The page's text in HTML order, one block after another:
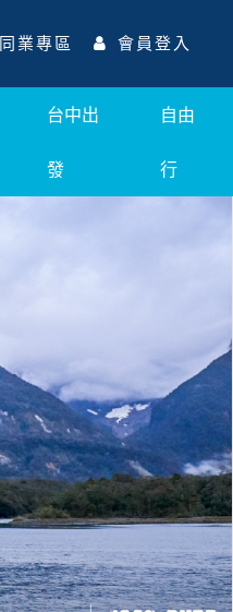
同業專區 會員登入
台中出
發
自由
行